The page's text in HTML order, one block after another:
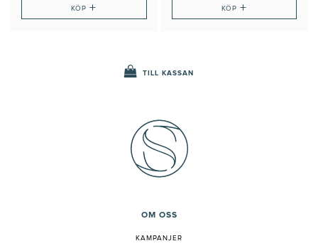
KÖP+ KÖP +
TILL KASSAN
OM OSS
KAMPANJER